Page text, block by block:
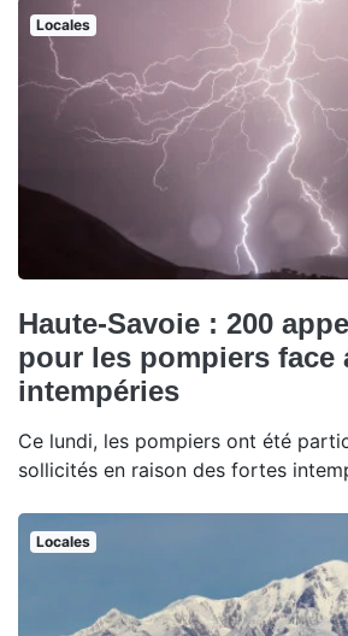
Locales
Haute-Savoie : 200
pour les pompiers face
intempéries
Ce lundi, les pompiers ont été
sollicités en raison des fortes
Locales